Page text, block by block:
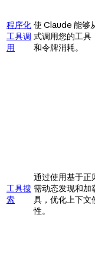
程序化
工具调
用
使 Claude 能够
式调用您的工具
和令牌消耗。
工具搜
索
通过使用基于正
需动态发现和加
具，优化上下文
性。